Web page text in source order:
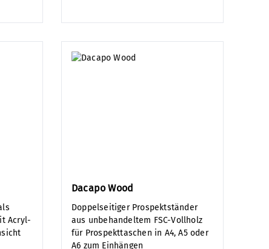
Acryl-
Dacapo Wood
Doppelseitiger Prospektständer
aus unbehandeltem FSC-Vollholz
für Prospekttaschen in A4, A5 oder
A6 zum Einhängen